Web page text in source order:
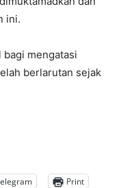
ini.
mengatasi
berlarutan sejak
Print